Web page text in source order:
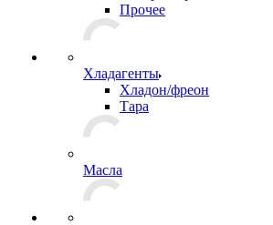
Прочее
Хладагенты
Хладон/фреон
Тара
Масла